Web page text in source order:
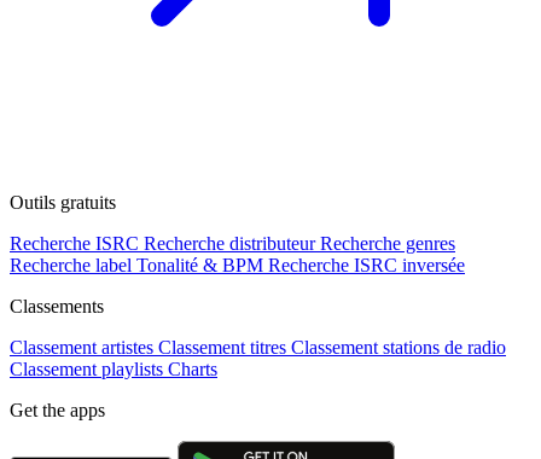
Outils gratuits
Recherche ISRC Recherche distributeur Recherche genres
Recherche label Tonalité & BPM Recherche ISRC inversée
Classements
Classement artistes Classement titres Classement stations de radio
Classement playlists Charts
Get the apps